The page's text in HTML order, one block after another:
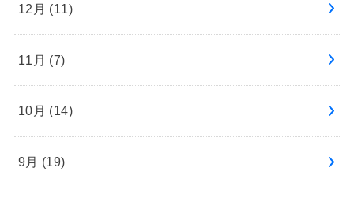
12月 (11)
11月 (7)
10月 (14)
9月 (19)